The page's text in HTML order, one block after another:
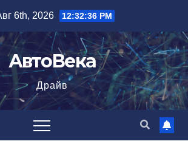
6th, 2026 12:32:37 PM
АвтоВека
Драйв